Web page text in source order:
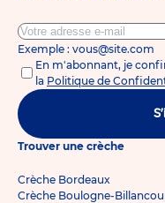
Exemple : vous@site.com
En m'abonnant, je
la Politique de
Trouver une crèche
Crèche Bordeaux
Crèche Boulogne-